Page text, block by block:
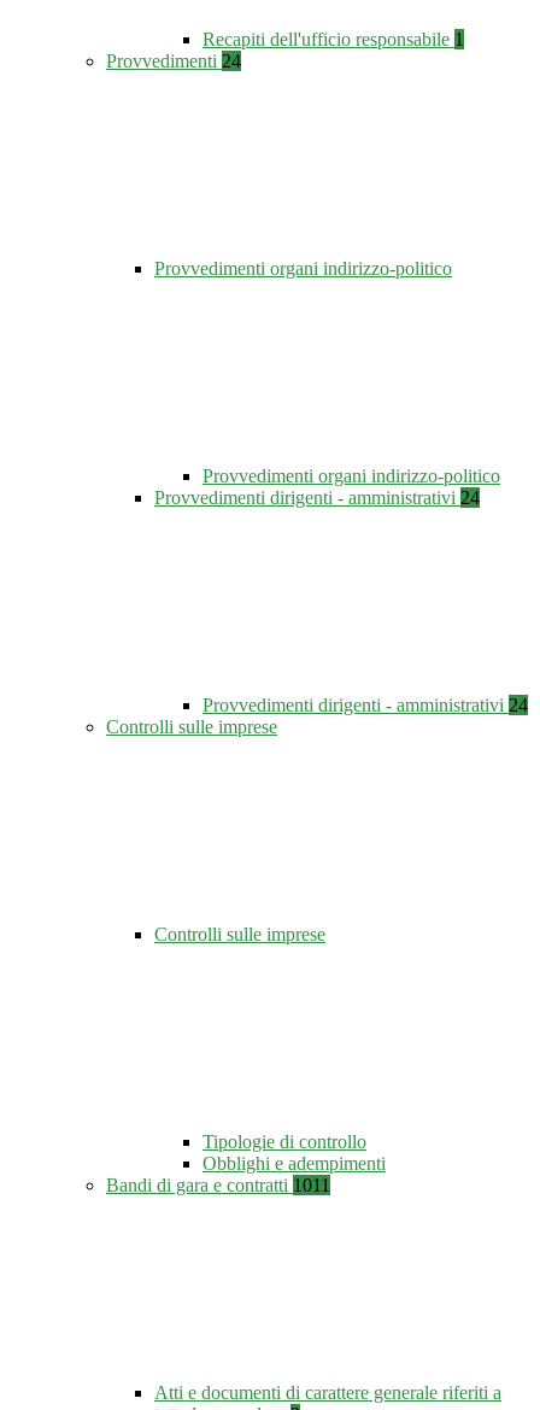
Recapiti dell'ufficio responsabile 1
Provvedimenti 24
Provvedimenti organi indirizzo-politico
Provvedimenti organi indirizzo-politico
Provvedimenti dirigenti - amministrativi 24
Provvedimenti dirigenti - amministrativi 24
Controlli sulle imprese
Controlli sulle imprese
Tipologie di controllo
Obblighi e adempimenti
Bandi di gara e contratti 1011
Atti e documenti di carattere generale riferiti a